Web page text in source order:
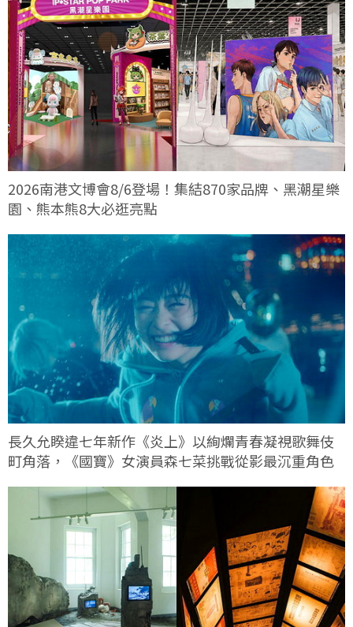
2026南港文博會8/6登場！集結870家品牌、黑潮星樂
園、熊本熊8大必逛亮點
長久允睽違七年新作《炎上》以絢爛青春凝視歌舞伎
町角落，《國寶》女演員森七菜挑戰從影最沉重角色